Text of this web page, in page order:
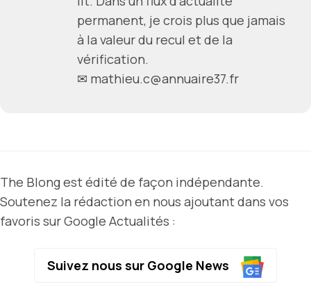
permanent, je crois plus que jamais
à la valeur du recul et de la
vérification.
✉ mathieu.c@annuaire37.fr
The Blong est édité de façon indépendante.
Soutenez la rédaction en nous ajoutant dans vos
favoris sur Google Actualités :
Suivez nous sur Google News